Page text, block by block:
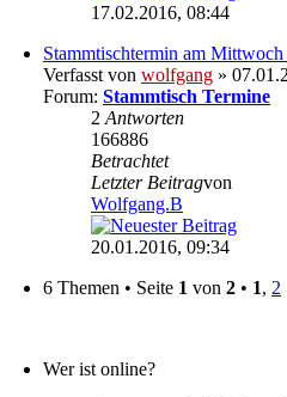
17.02.2016, 08:44
Stammtischtermin am
Verfasst von wolfgang »
Forum: Stammtisch Termine
2 Antworten
166886
Betrachtet
Letzter Beitragvon
Wolfgang.B
20.01.2016, 09:34
6 Themen • Seite 1 von 2 • 1, 2
Wer ist online?